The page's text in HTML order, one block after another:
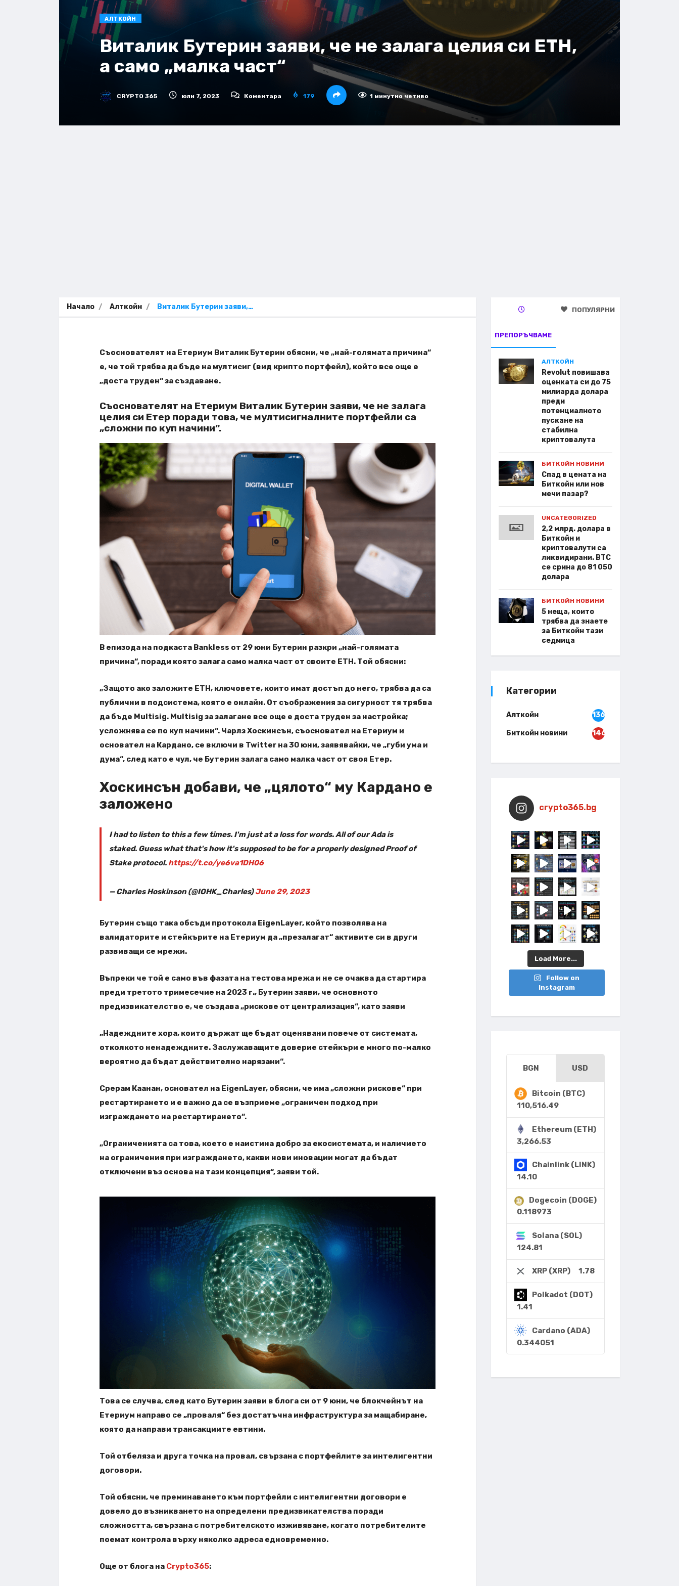
АЛТКОЙН
Виталик Бутерин заяви, че не залага целия си ETH,
а само „малка част“
CRYPTO 365 юли 7, 2023 Коментара 179 1 минутно четиво
Начало Алткойн Виталик Бутерин заяви,…
Съоснователят на Етериум Виталик Бутерин обясни, че „най-голямата причина“
е, че той трябва да бъде на мултисиг (вид крипто портфейл), който все още е
„доста труден“ за създаване.
Съоснователят на Етериум Виталик Бутерин заяви, че не залага
целия си Етер поради това, че мултисигналните портфейли са
„сложни по куп начини“.
В епизода на подкаста Bankless от 29 юни Бутерин разкри „най-голямата
причина“, поради която залага само малка част от своите ETH. Той обясни:
„Защото ако заложите ETH, ключовете, които имат достъп до него, трябва да са
публични в подсистема, която е онлайн. От съображения за сигурност тя трябва
да бъде Multisig. Multisig за залагане все още е доста труден за настройка;
усложнява се по куп начини“. Чарлз Хоскинсън, съосновател на Етериум и
основател на Кардано, се включи в Twitter на 30 юни, заявявайки, че „губи ума и
дума“, след като е чул, че Бутерин залага само малка част от своя Етер.
Хоскинсън добави, че „цялото“ му Кардано е
заложено
I had to listen to this a few times. I'm just at a loss for words. All of our Ada is
staked. Guess what that's how it's supposed to be for a properly designed Proof of
Stake protocol. https://t.co/ye6va1DH06
— Charles Hoskinson (@IOHK_Charles)June 29, 2023
Бутерин също така обсъди протокола EigenLayer, който позволява на
валидаторите и стейкърите на Етериум да „презалагат“ активите си в други
развиващи се мрежи.
Въпреки че той е само във фазата на тестова мрежа и не се очаква да стартира
преди третото тримесечие на 2023 г., Бутерин заяви, че основното
предизвикателство е, че създава „рискове от централизация“, като заяви
„Надеждните хора, които държат ще бъдат оценявани повече от системата,
отколкото ненадеждните. Заслужаващите доверие стейкъри е много по-малко
вероятно да бъдат действително нарязани“.
Срерам Каанан, основател на EigenLayer, обясни, че има „сложни рискове“ при
рестартирането и е важно да се възприеме „ограничен подход при
изграждането на рестартирането“.
„Ограниченията са това, което е наистина добро за екосистемата, и наличието
на ограничения при изграждането, какви нови иновации могат да бъдат
отключени въз основа на тази концепция“, заяви той.
Това се случва, след като Бутерин заяви в блога си от 9 юни, че блокчейнът на
Етериум направо се „проваля“ без достатъчна инфраструктура за мащабиране,
която да направи трансакциите евтини.
Той отбеляза и друга точка на провал, свързана с портфейлите за интелигентни
договори.
Той обясни, че преминаването към портфейли с интелигентни договори е
довело до възникването на определени предизвикателства поради
сложността, свързана с потребителското изживяване, когато потребителите
поемат контрола върху няколко адреса едновременно.
Още от блога на Crypto365:
ПРЕПОРЪЧВАМЕ
ПОПУЛЯРНИ
АЛТКОЙН
Revolut повишава
оценката си до 75
милиарда долара
преди
потенциалното
пускане на
стабилна
криптовалута
БИТКОЙН НОВИНИ
Спад в цената на
Биткойн или нов
мечи пазар?
UNCATEGORIZED
2,2 млрд. долара в
Биткойн и
криптовалути са
ликвидирани. BTC
се срина до 81 050
долара
БИТКОЙН НОВИНИ
5 неща, които
трябва да знаете
за Биткойн тази
седмица
Категории
Алткойн 136
Биткойн новини 146
crypto365.bg
Load More...
Follow on
Instagram
BGN USD
Bitcoin (BTC)
110,516.49
Ethereum (ETH)
3,266.53
Chainlink (LINK)
14.10
Dogecoin (DOGE)
0.118973
Solana (SOL)
124.81
XRP (XRP) 1.78
Polkadot (DOT)
1.41
Cardano (ADA)
0.344051